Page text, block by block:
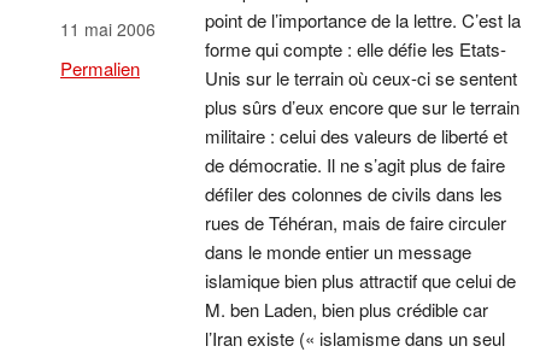
11 mai 2006
Permalien
point de l’importance de la lettre. C’est la
forme qui compte : elle défie les Etats-
Unis sur le terrain où ceux-ci se sentent
plus sûrs d’eux encore que sur le terrain
militaire : celui des valeurs de liberté et
de démocratie. Il ne s’agit plus de faire
défiler des colonnes de civils dans les
rues de Téhéran, mais de faire circuler
dans le monde entier un message
islamique bien plus attractif que celui de
M. ben Laden, bien plus crédible car
l’Iran existe (« islamisme dans un seul